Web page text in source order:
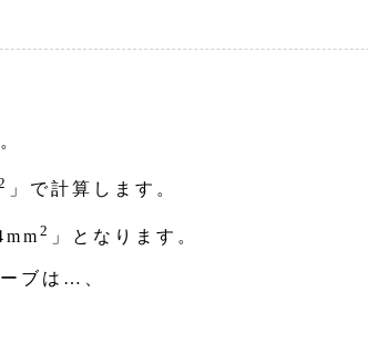
」で計算します。
2 」となります。
ブは…、